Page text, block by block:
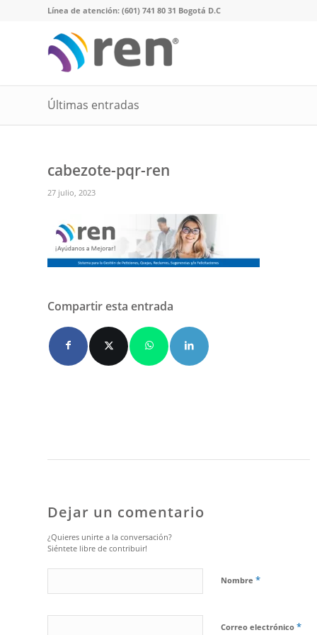
Línea de atención: (601) 741 80 31 Bogotá D.C
Últimas entradas
cabezote-pqr-ren
27 julio, 2023
Compartir esta entrada
Dejar un comentario
¿Quieres unirte a la conversación?
Siéntete libre de contribuir!
Nombre *
Correo electrónico *